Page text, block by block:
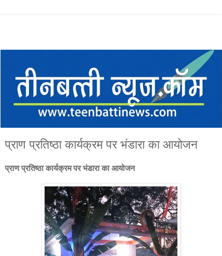
प्राण प्रतिष्ठा कार्यक्रम पर भंडारा का आयोजन
प्राण प्रतिष्ठा कार्यक्रम पर भंडारा का आयोजन